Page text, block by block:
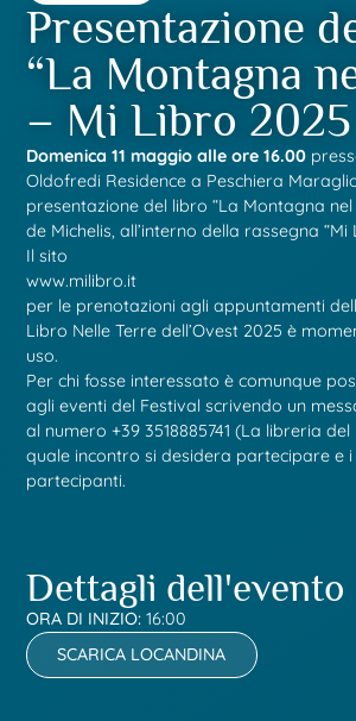
Presentazione
“La Montagna
– Mi Libro 2025
Domenica 11 maggio alle ore 16.00
Oldofredi Residence a Peschiera
presentazione del libro “La Montagna
de Michelis, all’interno della rassegna “Mi
Il sito
www.milibro.it
per le prenotazioni agli appuntamenti
Libro Nelle Terre dell’Ovest 2025 è
uso.
Per chi fosse interessato è comunque
agli eventi del Festival scrivendo un
al numero +39 3518885741 (La libreria
quale incontro si desidera partecipare e
partecipanti.
Dettagli dell'evento
ORA DI INIZIO: 16:00
SCARICA LOCANDINA